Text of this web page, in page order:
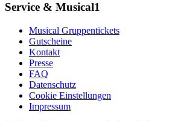
Service & Musical1
Musical Gruppentickets
Gutscheine
Kontakt
Presse
FAQ
Datenschutz
Cookie Einstellungen
Impressum